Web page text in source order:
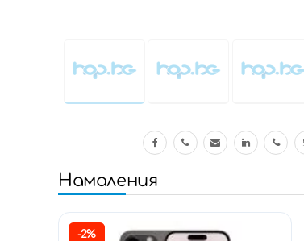
Намаления
-2%